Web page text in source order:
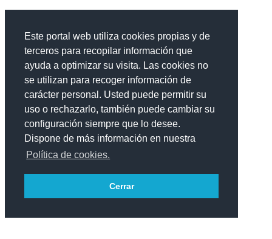
Este portal web utiliza cookies propias y de
terceros para recopilar información que
ayuda a optimizar su visita. Las cookies no
se utilizan para recoger información de
carácter personal. Usted puede permitir su
uso o rechazarlo, también puede cambiar su
configuración siempre que lo desee.
Dispone de más información en nuestra
Política de cookies.
Cerrar
Saltar
contenido
La Radio Escolar del IES Profesor Juan Pulido
Castro
Mindblown: a blog
about philosophy.